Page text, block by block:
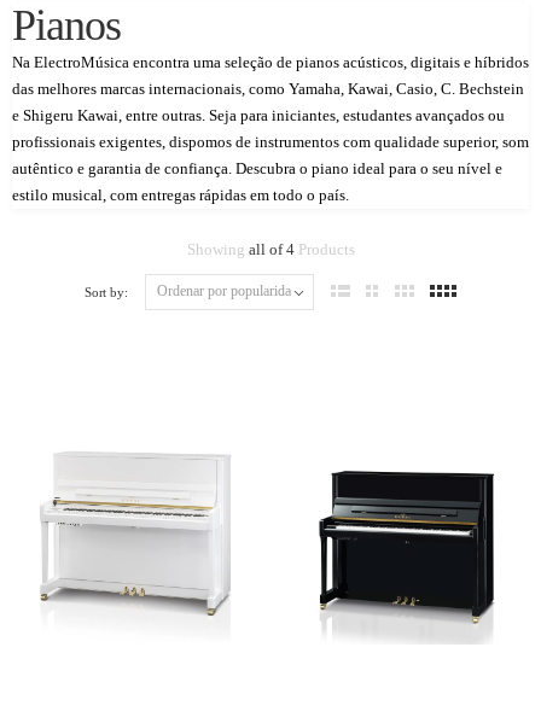
Pianos
Na ElectroMúsica encontra uma seleção de pianos acústicos, digitais e híbridos
das melhores marcas internacionais, como Yamaha, Kawai, Casio, C. Bechstein
e Shigeru Kawai, entre outras. Seja para iniciantes, estudantes avançados ou
profissionais exigentes, dispomos de instrumentos com qualidade superior, som
autêntico e garantia de confiança. Descubra o piano ideal para o seu nível e
estilo musical, com entregas rápidas em todo o país.
Showing all of 4Products
Sort by: